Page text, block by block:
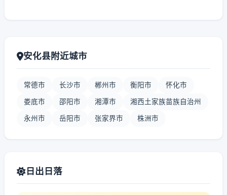
安化县附近城市
常德市 长沙市 郴州市 衡阳市 怀化市
娄底市 邵阳市 湘潭市 湘西土家族苗族自治州
永州市 岳阳市 张家界市 株洲市
日出日落